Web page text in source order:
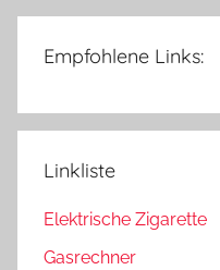
Empfohlene Links:
Linkliste
Elektrische Zigarette
Gasrechner